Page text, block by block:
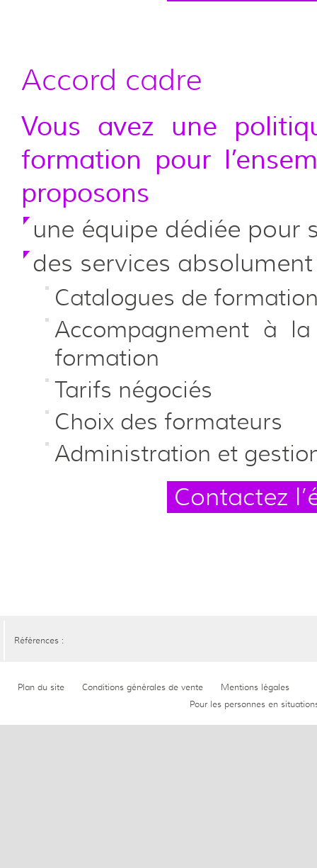
Accord cadre
Vous avez une
formation pour
proposons
une équipe dédiée pour
des services
Catalogues de
Accompagnement à
formation
Tarifs négociés
Choix des formateurs
Administration et
Contactez
Références :
Plan du site Conditions générales de vente
Mentions légales
Pour les personnes en